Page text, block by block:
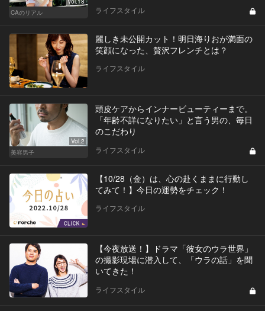
CAのリアル
ライフスタイル
麗しき未公開カット！明日海りおが満面の
笑顔になった、贅沢フレンチとは？
ライフスタイル
Vol.2
美容男子
頭皮ケアからインナービューティーまで。
「年齢不詳になりたい」と言う男の、毎日
のこだわり
ライフスタイル
【10/28（金）は、心の赴くままに行動し
てみて！】今日の運勢をチェック！
ライフスタイル
【今夜放送！】ドラマ「彼女のウラ世界」
の撮影現場に潜入して、「ウラの話」を聞
いてきた！
ライフスタイル